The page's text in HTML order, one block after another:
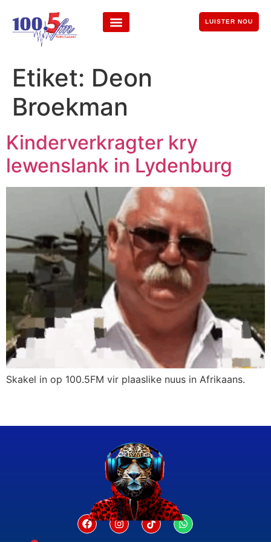
LUISTER NOU
Etiket: Deon
Broekman
Kinderverkragter kry
lewenslank in Lydenburg
Skakel in op 100.5FM vir plaaslike nuus in Afrikaans.